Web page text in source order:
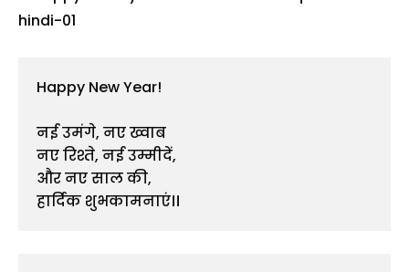
Happy New Year!
नई उमंगे, नए ख्वाब
नए रिश्ते, नई उम्मीदें,
और नए साल की,
हार्दिक शुभकामनाएं।।